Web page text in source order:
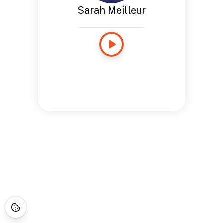
Sarah Meilleur